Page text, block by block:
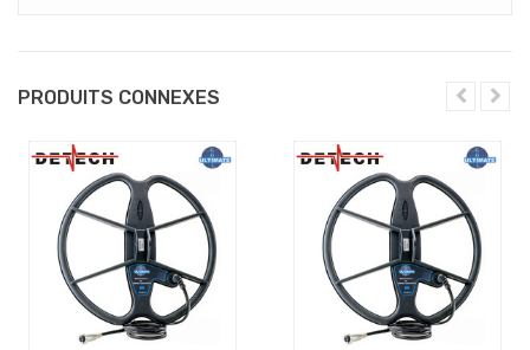
PRODUITS CONNEXES